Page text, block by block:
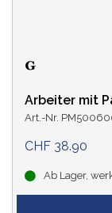
Arbeiter mit
Art.-Nr.
CHF 38.90
Ab Lager,